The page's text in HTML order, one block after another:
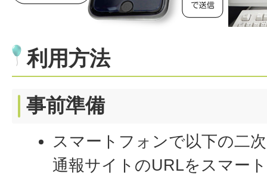
利用方法
事前準備
スマートフォンで以下の二
通報サイトのURLをスマー